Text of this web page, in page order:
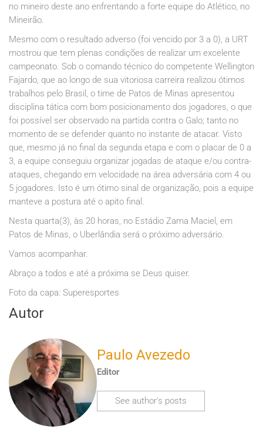
no mineiro deste ano enfrentando a forte equipe do Atlético, no
Mineirão.
Mesmo com o resultado adverso (foi vencido por 3 a 0), a URT
mostrou que tem plenas condições de realizar um excelente
campeonato. Sob o comando técnico do competente Wellington
Fajardo, que ao longo de sua vitoriosa carreira realizou ótimos
trabalhos pelo Brasil, o time de Patos de Minas apresentou
disciplina tática com bom posicionamento dos jogadores, o que
foi possível ser observado na partida contra o Galo; tanto no
momento de se defender quanto no instante de atacar. Visto
que, mesmo já no final da segunda etapa e com o placar de 0 a
3, a equipe conseguiu organizar jogadas de ataque e/ou contra-
ataques, chegando em velocidade na área adversária com 4 ou
5 jogadores. Isto é um ótimo sinal de organização, pois a equipe
manteve a postura até o apito final.
Nesta quarta(3), às 20 horas, no Estádio Zama Maciel, em
Patos de Minas, o Uberlândia será o próximo adversário.
Vamos acompanhar.
Abraço a todos e até a próxima se Deus quiser.
Foto da capa: Superesportes
Autor
Paulo Avezedo
Editor
See author's posts